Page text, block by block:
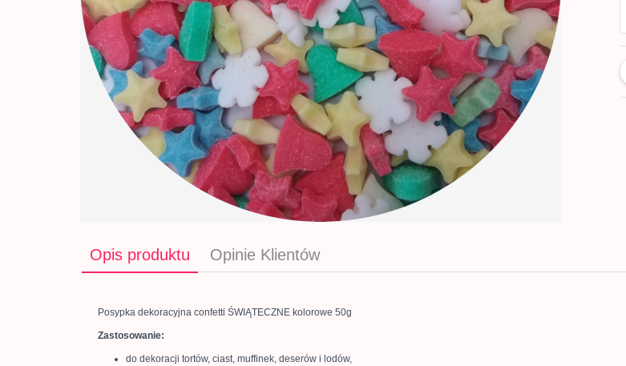
Opis produktu Opinie Klientów
Posypka dekoracyjna confetti ŚWIĄTECZNE kolorowe 50g
Zastosowanie:
do dekoracji tortów, ciast, muffinek, deserów i lodów,